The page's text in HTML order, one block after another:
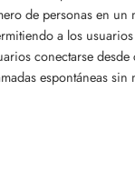
de personas en
a los
conectarse
espontáneas sin